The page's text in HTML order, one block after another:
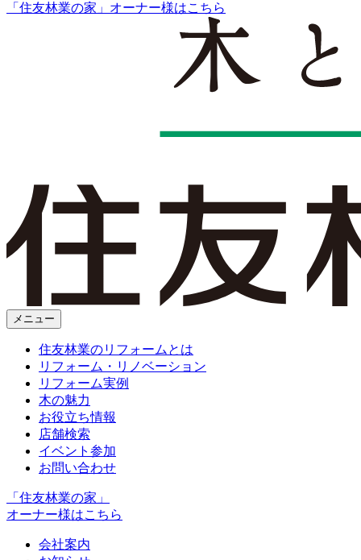
「住友林業の家」オーナー様はこちら
メニュー
住友林業のリフォームとは
リフォーム・リノベーション
リフォーム実例
木の魅力
お役立ち情報
店舗検索
イベント参加
お問い合わせ
「住友林業の家」
オーナー様はこちら
会社案内